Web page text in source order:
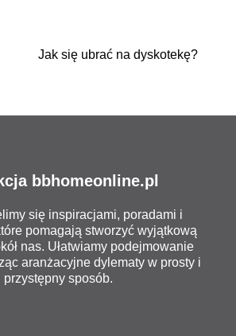
Jak się ubrać na dyskotekę?
bbhomeonline.pl
się inspiracjami, poradami i
pomagają stworzyć wyjątkową
nas. Ułatwiamy podejmowanie
aranżacyjne dylematy w prosty i
przystępny sposób.